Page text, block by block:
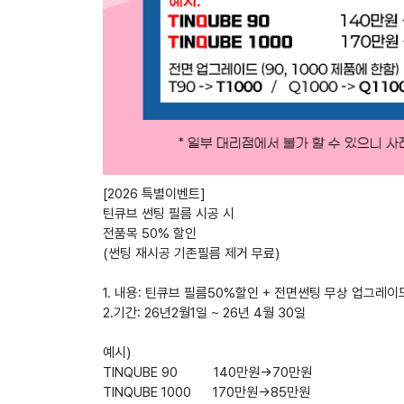
[2026 특별이벤트]
틴큐브 썬팅 필름 시공 시
전품목 50% 할인
(썬팅 재시공 기존필름 제거 무료)
1. 내용: 틴큐브 필름50%할인 + 전면썬팅 무상 업그레이
2.기간: 26년2월1일 ~ 26년 4월 30일
예시)
TINQUBE 90 140만원->70만원
TINQUBE 1000 170만원->85만원